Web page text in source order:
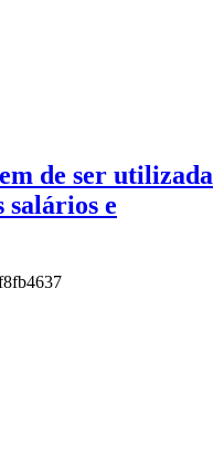
de ser utilizada
salários e